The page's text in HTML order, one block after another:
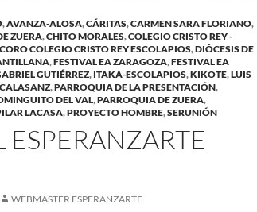
,AVANZA-ALOSA,CÁRITAS,CARMEN SARA FLORIANO,
ZUERA,CHITO MORALES,COLEGIO CRISTO REY -
CORO COLEGIO CRISTO REY ESCOLAPIOS,DIÓCESIS DE
,FESTIVAL EA ZARAGOZA,FESTIVAL EA
GUTIÉRREZ, ITAKA-ESCOLAPIOS,KIKOTE,LUIS
,PARROQUIA DE LA PRESENTACIÓN,
DEL VAL,PARROQUIA DE ZUERA,
LACASA,PROYECTO HOMBRE,SERUNIÓN
ESPERANZARTE
WEBMASTER ESPERANZARTE